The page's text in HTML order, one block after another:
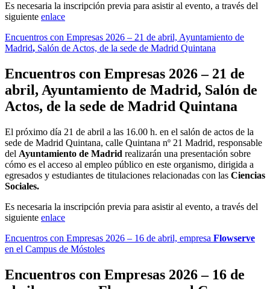
Es necesaria la inscripción previa para asistir al evento, a través del
siguiente enlace
Encuentros con Empresas 2026 – 21 de abril, Ayuntamiento de
Madrid, Salón de Actos, de la sede de Madrid Quintana
Encuentros con Empresas 2026 – 21 de
abril, Ayuntamiento de Madrid, Salón de
Actos, de la sede de Madrid Quintana
El próximo día 21 de abril a las 16.00 h. en el salón de actos de la
sede de Madrid Quintana, calle Quintana nº 21 Madrid, responsable
del Ayuntamiento de Madrid realizarán una presentación sobre
cómo es el acceso al empleo público en este organismo, dirigida a
egresados y estudiantes de titulaciones relacionadas con las Ciencias
Sociales.
Es necesaria la inscripción previa para asistir al evento, a través del
siguiente enlace
Encuentros con Empresas 2026 – 16 de abril, empresa Flowserve
en el Campus de Móstoles
Encuentros con Empresas 2026 – 16 de